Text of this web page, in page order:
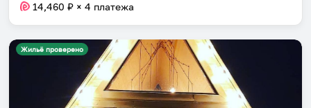
14,460 ₽ × 4 платежа
Жильё проверено